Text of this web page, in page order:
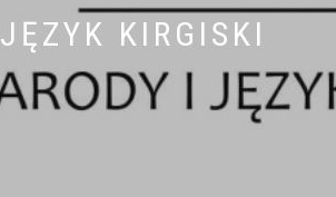
JĘZYK KIRGISKI